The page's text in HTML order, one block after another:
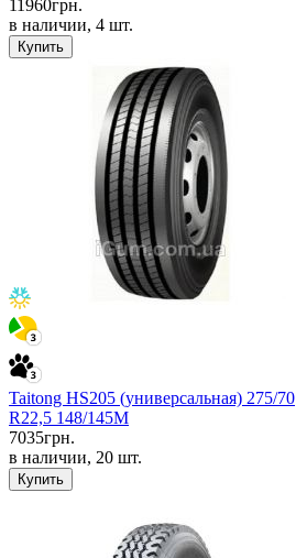
11960грн.
в наличии, 4 шт.
Купить
Taitong HS205 (универсальная) 275/70
R22,5 148/145M
7035грн.
в наличии, 20 шт.
Купить